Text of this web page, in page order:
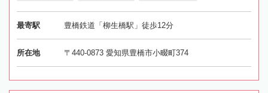
最寄駅 豊橋鉄道「柳生橋駅」徒歩12分
所在地 〒440-0873 愛知県豊橋市小畷町374